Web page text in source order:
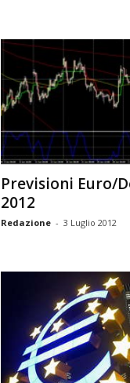
Previsioni Euro/
2012
Redazione - 3 Luglio 2012